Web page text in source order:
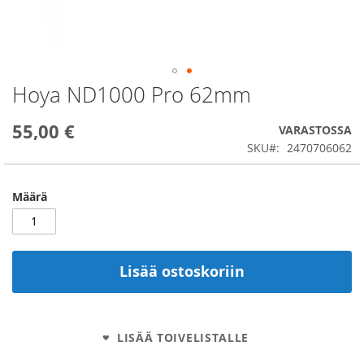
Hoya ND1000 Pro 62mm
55,00 €
VARASTOSSA
SKU
2470706062
Määrä
Lisää ostoskoriin
LISÄÄ TOIVELISTALLE
Skip
to
beginning
the
gallery